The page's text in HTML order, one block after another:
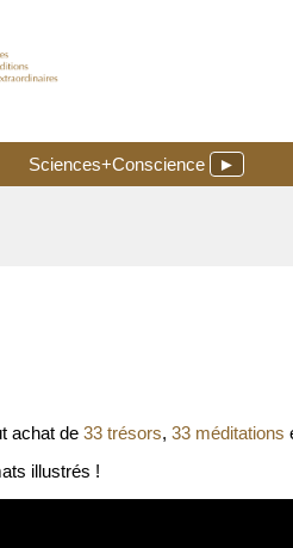
Sciences+Conscience ►
achat de 33 trésors, 33 méditations
illustrés !